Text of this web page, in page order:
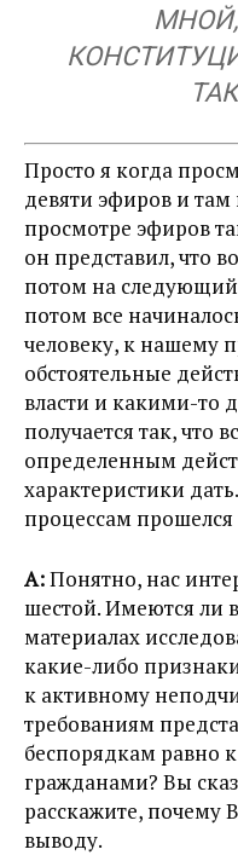
Просто я когда
девяти эфиров и
просмотре эфиров
он представил, что
потом на следующий
потом все
человеку, к нашему
обстоятельные
власти и какими-
получается так, что
определенным
характеристики
процессам
А:Понятно, нас
шестой. Имеются ли
материалах
какие-либо
к активному
требованиям
беспорядкам равно
гражданами? Вы
расскажите,
выводу.